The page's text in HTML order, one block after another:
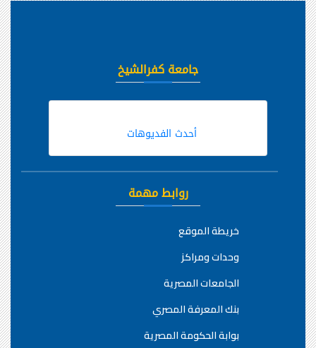
جامعة كفرالشيخ
أحدث الفديوهات
روابط مهمة
خريطة الموقع
وحدات ومراكز
الجامعات المصرية
بنك المعرفة المصري
بوابة الحكومة المصرية